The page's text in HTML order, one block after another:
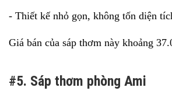
- Thiết kế nhỏ gọn, không tốn diện
Giá bán của sáp thơm này khoảng
#5. Sáp thơm phòng Ami